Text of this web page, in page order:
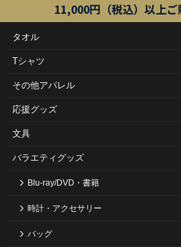
11,000円（税込）以上
タオル
Tシャツ
その他アパレル
応援グッズ
文具
バラエティグッズ
Blu-ray/DVD・書籍
時計・アクセサリー
バッグ